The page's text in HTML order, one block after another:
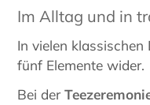
Im Alltag und in
In vielen
fünf Elemente wider.
Bei der